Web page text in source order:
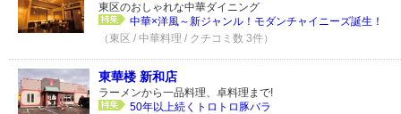
東区のおしゃれな中華ダイニング
中華×洋風～新ジャンル！モダンチャイニーズ誕生！
（東区 / 中華料理 / クチコミ数 3件）
東華楼 新和店
ラーメンから一品料理、卓料理まで!
50年以上続くトロトロ豚バラ